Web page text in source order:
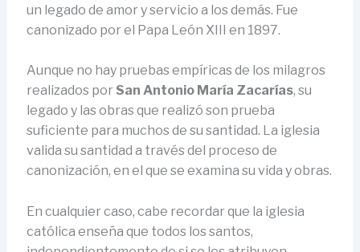
un legado de amor y servicio a los demás. Fue
canonizado por el Papa León XIII en 1897.
Aunque no hay pruebas empíricas de los milagros
realizados porSan Antonio María Zacarías, su
legado y las obras que realizó son prueba
suficiente para muchos de su santidad. La iglesia
valida su santidad a través del proceso de
canonización, en el que se examina su vida y obras.
En cualquier caso, cabe recordar que la iglesia
católica enseña que todos los santos,